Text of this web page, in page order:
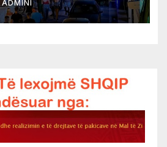
ADMINI